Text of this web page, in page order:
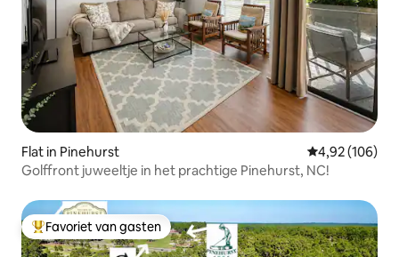
Flat in Pinehurst Gemiddelde
4,92 (106)
Golffront juweeltje in het prachtige Pinehurst, NC!
Topfavoriet van gasten
Favoriet van gasten